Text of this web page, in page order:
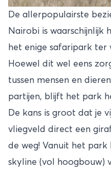
De allerpopulairste
Nairobi is waarschijnlijk
het enige safaripark ter
Hoewel dit wel eens
tussen mensen en
partijen, blijft het park
De kans is groot dat je
vliegveld direct een
de weg! Vanuit het
skyline (vol hoogbouw)